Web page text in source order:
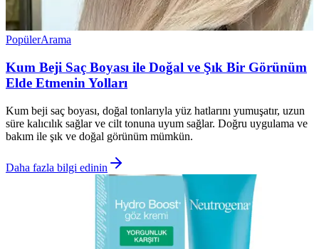
PopülerArama
Kum Beji Saç Boyası ile Doğal ve Şık Bir Görünüm
Elde Etmenin Yolları
Kum beji saç boyası, doğal tonlarıyla yüz hatlarını yumuşatır, uzun
süre kalıcılık sağlar ve cilt tonuna uyum sağlar. Doğru uygulama ve
bakım ile şık ve doğal görünüm mümkün.
Daha fazla bilgi edinin